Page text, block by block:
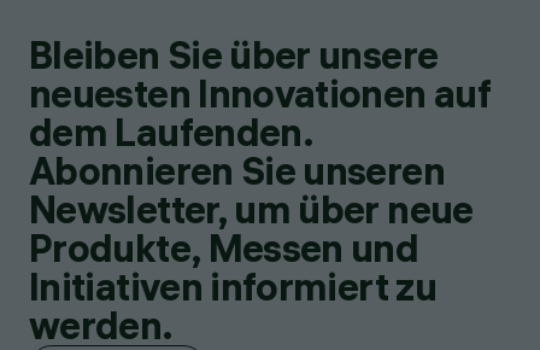
Bleiben Sie über unsere
neuesten Innovationen auf
dem Laufenden.
Abonnieren Sie unseren
Newsletter, um über neue
Produkte, Messen und
Initiativen informiert zu
werden.